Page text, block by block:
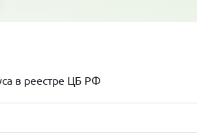
в реестре ЦБ РФ